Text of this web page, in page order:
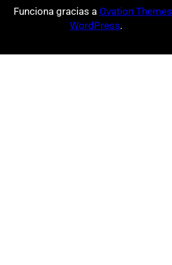
Funciona gracias a Ovation Themes
WordPress.